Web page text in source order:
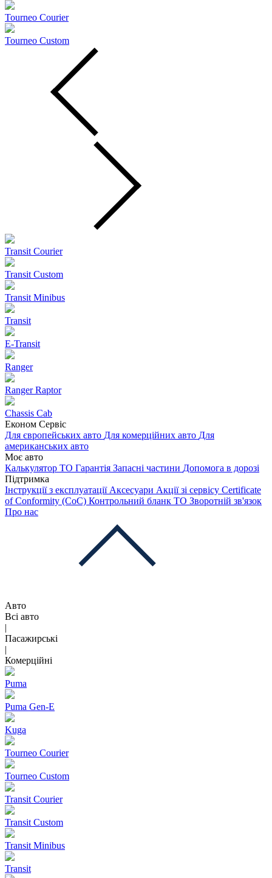
Tourneo Courier
Tourneo Custom
Transit Courier
Transit Custom
Transit Minibus
Transit
E-Transit
Ranger
Ranger Raptor
Chassis Cab
Економ Сервіс
Для європейських авто Для комерційних авто Для
американських авто
Моє авто
Калькулятор ТО Гарантія Запасні частини Допомога в дорозі
Підтримка
Інструкції з експлуатації Аксесуари Акції зі сервісу Certificate
of Conformity (CoC) Контрольний бланк ТО Зворотній зв'язок
Про нас
Авто
Всі авто
|
Пасажирські
|
Комерційні
Puma
Puma Gen‑E
Kuga
Tourneo Courier
Tourneo Custom
Transit Courier
Transit Custom
Transit Minibus
Transit